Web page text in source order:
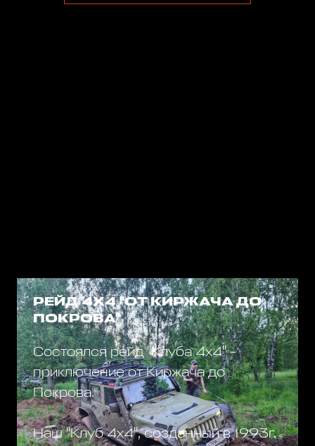
РЕЙД 4Х4 "ОТ КИРЖАЧА ДО
ПОКРОВА"
Состоялся рейд "Клуба 4х4" -
приключение от Киржача до
Покрова.
Наш "Клуб 4х4", созданный в 1993г.